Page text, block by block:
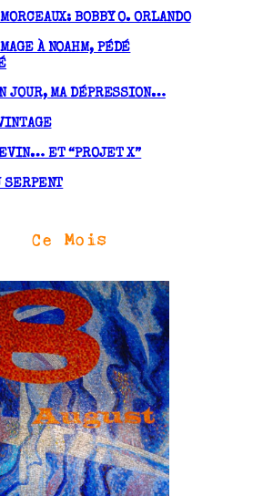
BOBBY O. ORLANDO
À NOAHM, PÉDÉ
JOUR, MA DÉPRESSION…
ET “PROJET X”
SERPENT
Ce Mois